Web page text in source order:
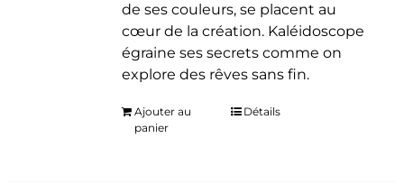
de ses couleurs, se placent au
cœur de la création. Kaléidoscope
égraine ses secrets comme on
explore des rêves sans fin.
Ajouter au
panier
Détails